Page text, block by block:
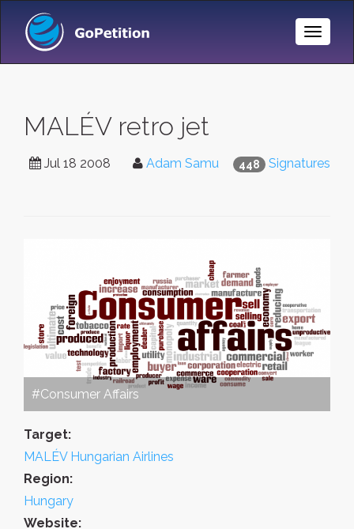
Toggle
MALÉV retro jet
448 Signatures
Jul 18 2008 Adam Samu
#Consumer Affairs
Target:
MALÉV Hungarian Airlines
Region:
Hungary
Website: